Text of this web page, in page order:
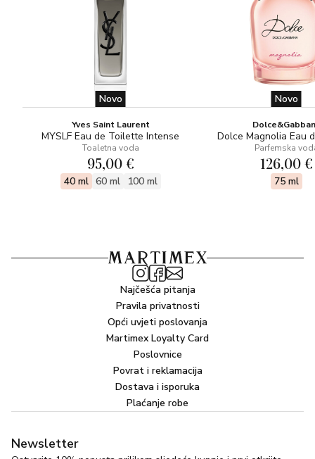
Novo
Yves Saint Laurent
MYSLF Eau de Toilette Intense
Toaletna voda
95,00 €
40 ml 60 ml 100 ml
Novo
Dolce Magnolia Eau
Parfemska
126,00 €
75 ml
Najčešća pitanja
Pravila privatnosti
Opći uvjeti poslovanja
Martimex Loyalty Card
Poslovnice
Povrat i reklamacija
Dostava i isporuka
Plaćanje robe
Newsletter